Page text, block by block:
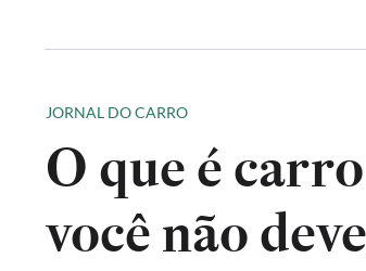
JORNAL DO CARRO
O que é
você não